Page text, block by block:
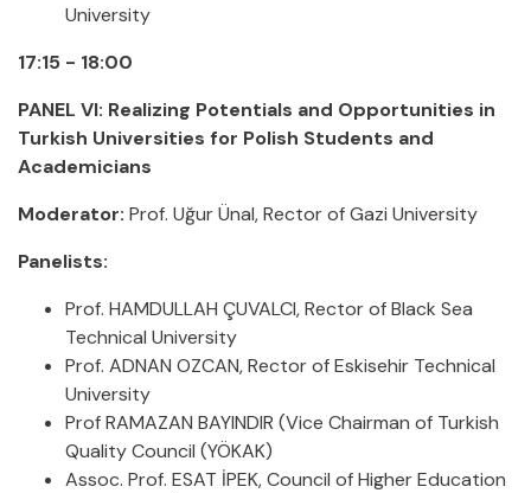
University
17:15 - 18:00
PANEL VI: Realizing Potentials and Opportunities in
Turkish Universities for Polish Students and
Academicians
Moderator: Prof. Uğur Ünal, Rector of Gazi University
Panelists:
Prof. HAMDULLAH ÇUVALCI, Rector of Black Sea
Technical University
Prof. ADNAN OZCAN, Rector of Eskisehir Technical
University
Prof RAMAZAN BAYINDIR (Vice Chairman of Turkish
Quality Council (YÖKAK)
Assoc. Prof. ESAT İPEK, Council of Higher Education